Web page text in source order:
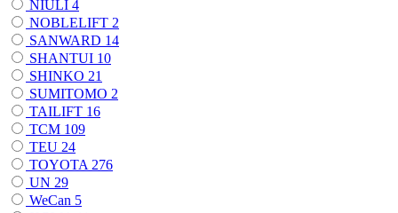
NIULI 4
NOBLELIFT 2
SANWARD 14
SHANTUI 10
SHINKO 21
SUMITOMO 2
TAILIFT 16
TCM 109
TEU 24
TOYOTA 276
UN 29
WeCan 5